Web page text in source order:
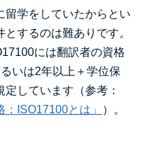
留学をしていたからとい
するのは難ありです。
には翻訳者の資格
いは2年以上＋学位保
しています（参考：
：ISO17100とは」
）。